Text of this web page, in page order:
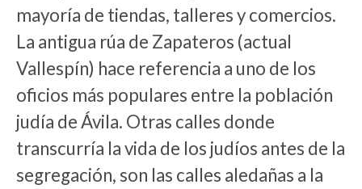
mayoría de tiendas, talleres y comercios.
La antigua rúa de Zapateros (actual
Vallespín) hace referencia a uno de los
oficios más populares entre la población
judía de Ávila. Otras calles donde
transcurría la vida de los judíos antes de la
segregación, son las calles aledañas a la